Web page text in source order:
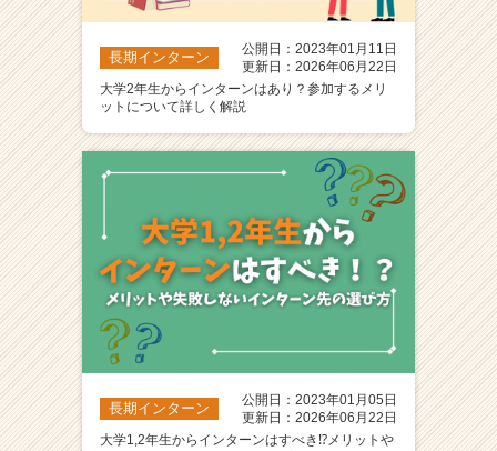
長期インターン
公開日：2023年01月11日
更新日：2026年06月22日
大学2年生からインターンはあり？参加するメリ
ットについて詳しく解説
長期インターン
公開日：2023年01月05日
更新日：2026年06月22日
大学1,2年生からインターンはすべき⁉️メリットや